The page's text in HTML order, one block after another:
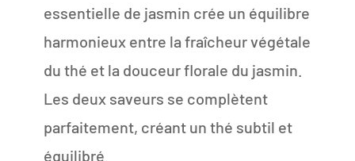
essentielle de jasmin crée un équilibre
harmonieux entre la fraîcheur végétale
du thé et la douceur florale du jasmin.
Les deux saveurs se complètent
parfaitement, créant un thé subtil et
équilibré.